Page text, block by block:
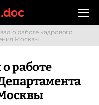
о работе кадрового
Москвы
работе